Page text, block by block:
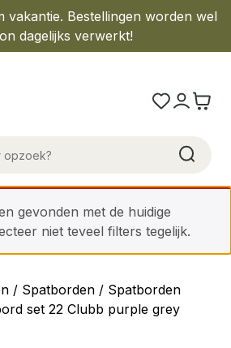
vakantie. Bestellingen worden wel
dagelijks verwerkt!
gevonden met de huidige
niet teveel filters tegelijk.
/ Spatborden / Spatborden
set 22 Clubb purple grey